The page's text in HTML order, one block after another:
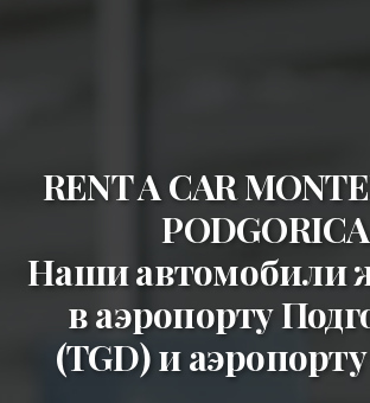
RENT A CAR
PODGORICA
Наши автомобили
ваэропорту
(TGD)и